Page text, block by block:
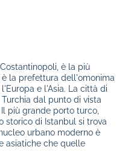
è la più
la prefettura dell'omonima
e l'Asia. La città di
dal punto di vista
più grande porto turco,
storico di Istanbul si trova
urbano moderno è
asiatiche che quelle